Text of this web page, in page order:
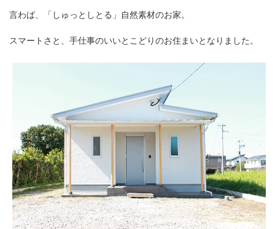
言わば、「しゅっとしとる」自然素材のお家。
スマートさと、手仕事のいいとこどりのお住まいとなりました。